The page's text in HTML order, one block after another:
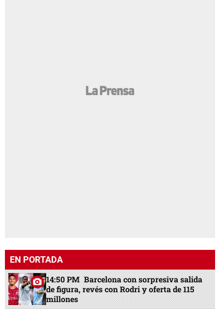
EN PORTADA
14:50 PM Barcelona con sorpresiva salida
de figura, revés con Rodri y oferta de 115
millones